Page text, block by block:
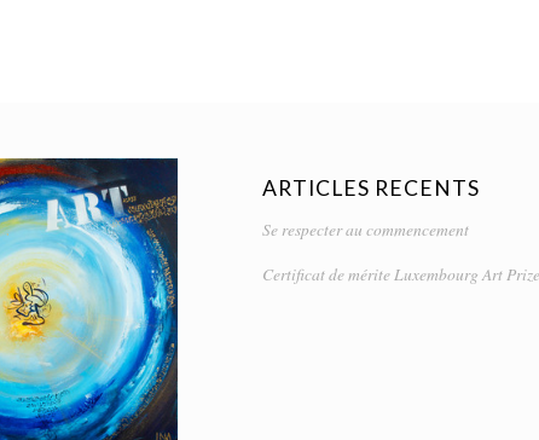
ARTICLES RECENTS
Se respecter au commencement
Certificat de mérite Luxembourg Art Prize